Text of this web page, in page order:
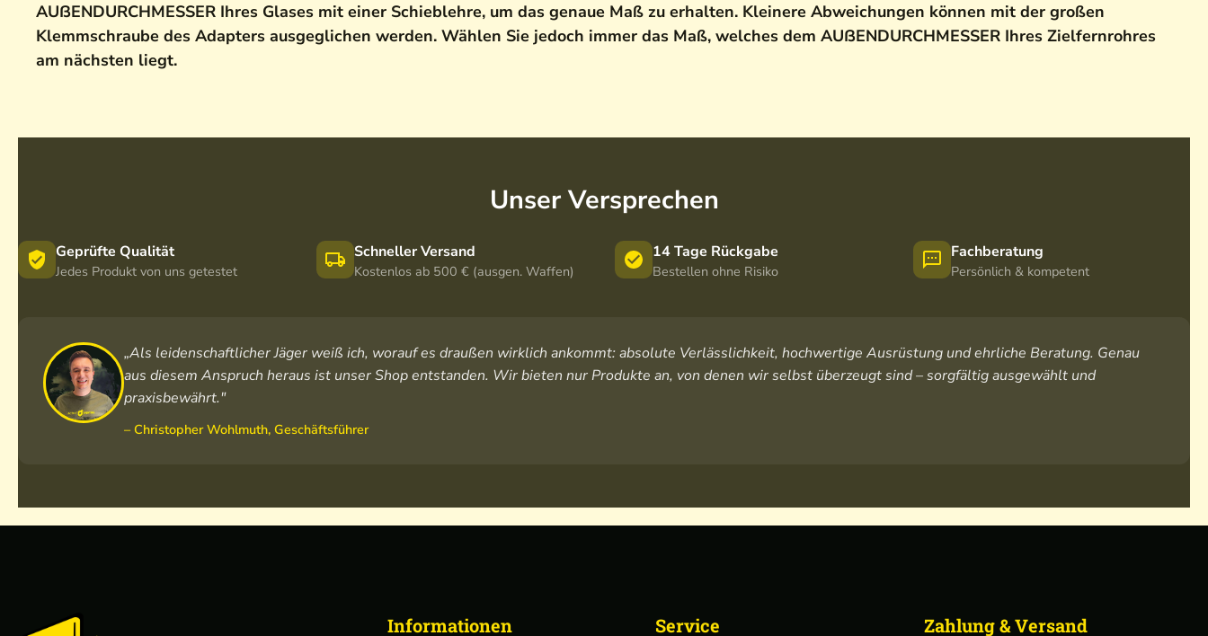
AUßENDURCHMESSER Ihres Glases mit einer Schieblehre, um das genaue Maß zu erhalten. Kleinere Abweichungen können mit der großen
Klemmschraube des Adapters ausgeglichen werden. Wählen Sie jedoch immer das Maß, welches dem AUßENDURCHMESSER Ihres Zielfernrohres
am nächsten liegt.
Unser Versprechen
Geprüfte Qualität
Jedes Produkt von uns getestet
Schneller Versand
Kostenlos ab 500 € (ausgen. Waffen)
14 Tage Rückgabe
Bestellen ohne Risiko
Fachberatung
Persönlich & kompetent
„Als leidenschaftlicher Jäger weiß ich, worauf es draußen wirklich ankommt: absolute Verlässlichkeit, hochwertige Ausrüstung und ehrliche Beratung. Genau
aus diesem Anspruch heraus ist unser Shop entstanden. Wir bieten nur Produkte an, von denen wir selbst überzeugt sind – sorgfältig ausgewählt und
praxisbewährt."
– Christopher Wohlmuth, Geschäftsführer
Informationen Service Zahlung & Versand